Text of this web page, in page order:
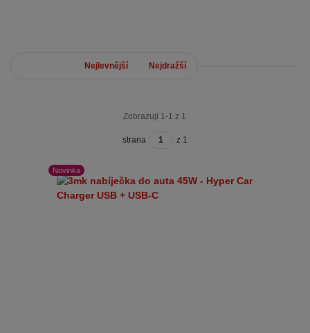
Nejlevnější Nejdražší
Zobrazuji 1-1 z 1
strana z 1
Novinka